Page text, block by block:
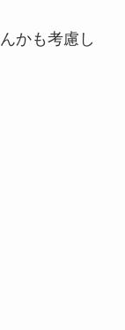
かも考慮し